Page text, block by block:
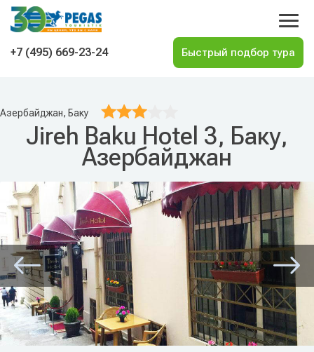
На главную
+7 (495) 669-23-24
Азербайджан, Баку
Jireh Baku Hotel 3, Баку,
Азербайджан